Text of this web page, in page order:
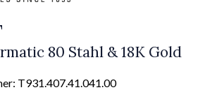
80 Stahl & 18K Gold
T931.407.41.041.00